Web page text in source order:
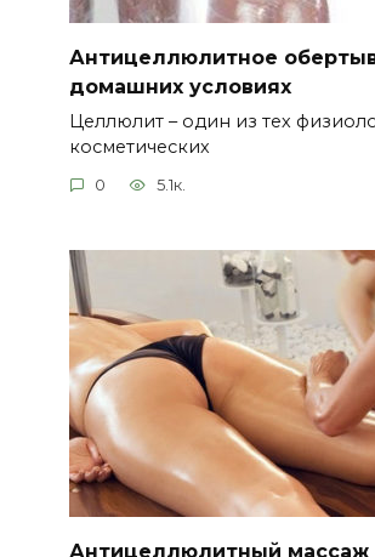
Антицеллюлитное
домашних условиях
Целлюлит – один из тех
косметических
0 5.1к.
Антицеллюлитный массаж